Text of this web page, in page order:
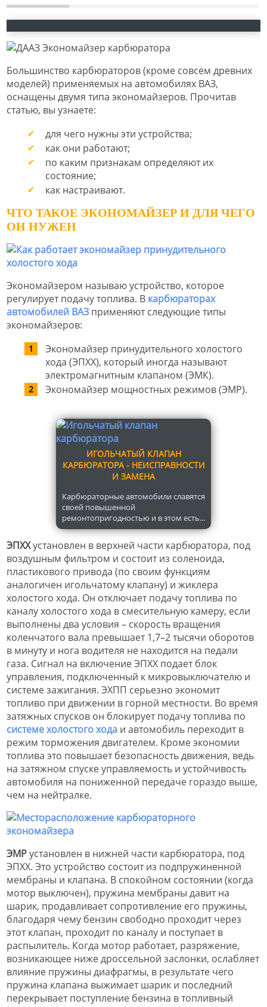
Большинство карбюраторов (кроме совсем древних
моделей) применяемых на автомобилях ВАЗ,
оснащены двумя типа экономайзеров. Прочитав
статью, вы узнаете:
для чего нужны эти устройства;
как они работают;
по каким признакам определяют их
состояние;
как настраивают.
ЧТО ТАКОЕ ЭКОНОМАЙЗЕР И ДЛЯ ЧЕГО
ОН НУЖЕН
Экономайзером называю устройство, которое
регулирует подачу топлива. В карбюраторах
автомобилей ВАЗ применяют следующие типы
экономайзеров:
Экономайзер принудительного холостого
хода (ЭПХХ), который иногда называют
электромагнитным клапаном (ЭМК).
Экономайзер мощностных режимов (ЭМР).
ИГОЛЬЧАТЫЙ КЛАПАН
КАРБЮРАТОРА - НЕИСПРАВНОСТИ
И ЗАМЕНА
Карбюраторные автомобили славятся
своей повышенной
ремонтопригодностью и в этом есть...
ЭПХХустановлен в верхней части карбюратора, под
воздушным фильтром и состоит из соленоида,
пластикового привода (по своим функциям
аналогичен игольчатому клапану) и жиклера
холостого хода. Он отключает подачу топлива по
каналу холостого хода в смесительную камеру, если
выполнены два условия – скорость вращения
коленчатого вала превышает 1,7–2 тысячи оборотов
в минуту и нога водителя не находится на педали
газа. Сигнал на включение ЭПХХ подает блок
управления, подключенный к микровыключателю и
системе зажигания. ЭХПП серьезно экономит
топливо при движении в горной местности. Во время
затяжных спусков он блокирует подачу топлива по
системе холостого хода и автомобиль переходит в
режим торможения двигателем. Кроме экономии
топлива это повышает безопасность движения, ведь
на затяжном спуске управляемость и устойчивость
автомобиля на пониженной передаче гораздо выше,
чем на нейтралке.
ЭМРустановлен в нижней части карбюратора, под
ЭПХХ. Это устройство состоит из подпружиненной
мембраны и клапана. В спокойном состоянии (когда
мотор выключен), пружина мембраны давит на
шарик, продавливает сопротивление его пружины,
благодаря чему бензин свободно проходит через
этот клапан, проходит по каналу и поступает в
распылитель. Когда мотор работает, разряжение,
возникающее ниже дроссельной заслонки, ослабляет
влияние пружины диафрагмы, в результате чего
пружина клапана выжимает шарик и последний
перекрывает поступление бензина в топливный